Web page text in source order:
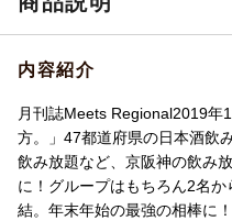
内容紹介
月刊誌Meets Regional2019年
方。」47都道府県の日本酒飲
飲み放題など、京阪神の飲み
に！グループはもちろん2名
結。年末年始の最強の相棒に